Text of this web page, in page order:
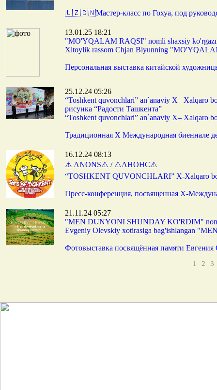
🇺🇿🇨🇳Мастер-класс по Гохуа, под
13.01.25 18:21
"MO'YQALAM RAQSI" nomli shaxsiy
Xitoylik rassom Chjan Biyunning
Персональная выставка китайской
25.12.24 05:26
“Toshkent quvonchlari” an`anaviy X– Xalqaro
рисунка “Радости Ташкента”
“Toshkent quvonchlari” an`anaviy X– Xalqaro
Традиционная X Международная биеннале
16.12.24 08:13
⚠️ ANONS⚠️ / ⚠️АНОНС⚠️
“TOSHKENT QUVONCHLARI” X-Xalqaro
Пресс-конференция, посвященная Х-
21.11.24 05:27
"MEN DUNYONI SHUNDAY KO'RDIM"
Evgeniy Olevskiy xotirasiga bag'ishlangan
Фотовыставка посвящённая памяти
1 2 3